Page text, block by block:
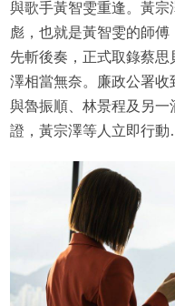
與歌手黃智雯重逢。黃宗
彪，也就是黃智雯的師
先斬後奏，正式取錄蔡
澤相當無奈。廉政公署
與魯振順、林景程及另
證，黃宗澤等人立即行